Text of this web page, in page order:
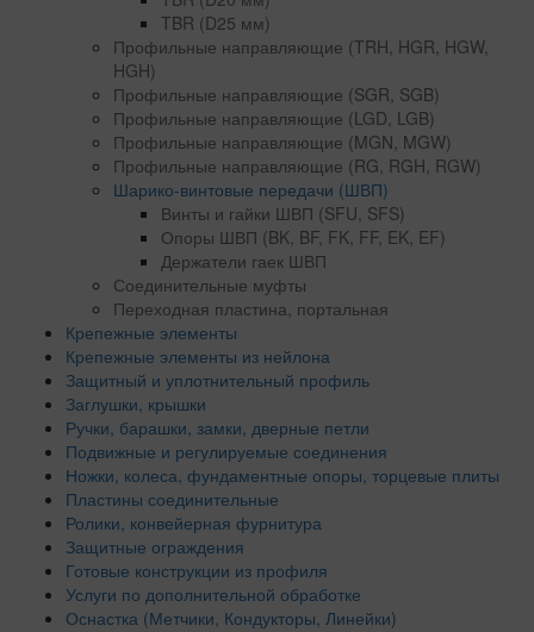
TBR (D25 мм)
Профильные направляющие (TRH, HGR, HGW,
HGH)
Профильные направляющие (SGR, SGB)
Профильные направляющие (LGD, LGB)
Профильные направляющие (MGN, MGW)
Профильные направляющие (RG, RGH, RGW)
Шарико-винтовые передачи (ШВП)
Винты и гайки ШВП (SFU, SFS)
Опоры ШВП (BK, BF, FK, FF, EK, EF)
Держатели гаек ШВП
Соединительные муфты
Переходная пластина, портальная
Крепежные элементы
Крепежные элементы из нейлона
Защитный и уплотнительный профиль
Заглушки, крышки
Ручки, барашки, замки, дверные петли
Подвижные и регулируемые соединения
Ножки, колеса, фундаментные опоры, торцевые плиты
Пластины соединительные
Ролики, конвейерная фурнитура
Защитные ограждения
Готовые конструкции из профиля
Услуги по дополнительной обработке
Оснастка (Метчики, Кондукторы, Линейки)